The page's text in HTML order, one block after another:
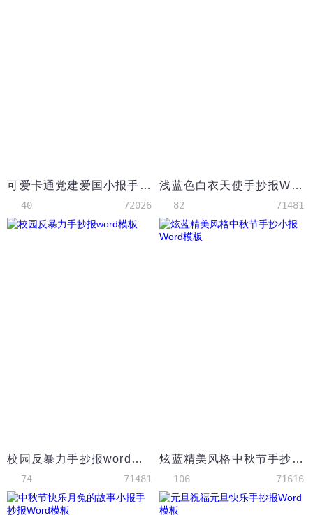
可爱卡通党建爱国小报手抄报word模板
40 72026
浅蓝色白衣天使手抄报Word模板
82 71481
校园反暴力手抄报word模板
74 71481
炫蓝精美风格中秋节手抄小报Word模板
106 71616